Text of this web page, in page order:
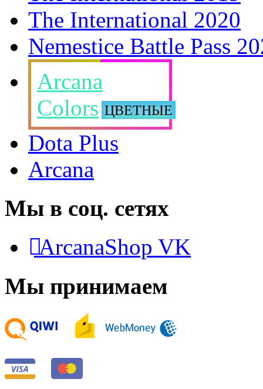
The International 2020
Nemestice Battle Pass
Arcana
Colors ЦВЕТНЫЕ
Dota Plus
Arcana
Мы в соц. сетях
ArcanaShop VK
Мы принимаем